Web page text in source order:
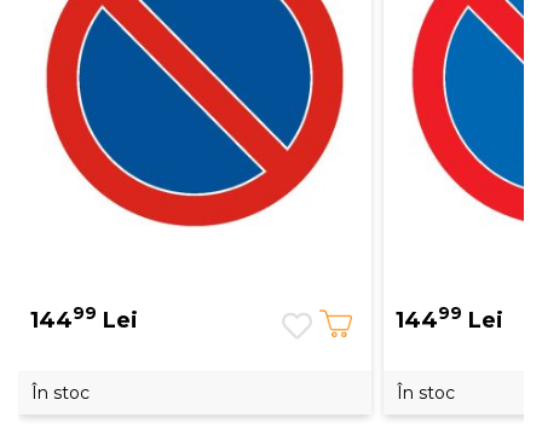
14499 Lei
În stoc
14499 Lei
În stoc